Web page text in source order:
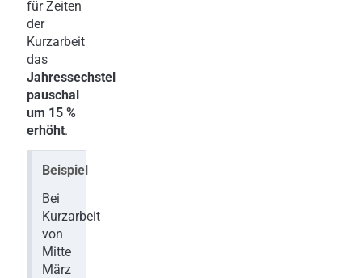
für Zeiten
der
Kurzarbeit
das
Jahressechstel
pauschal
um 15 %
erhöht.
Beispiel
Bei
Kurzarbeit
von
Mitte
März